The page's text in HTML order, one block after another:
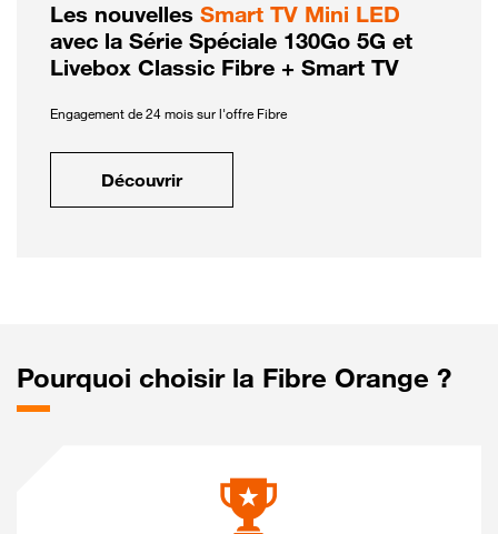
Les nouvelles Smart TV Mini LED
avec la Série Spéciale 130Go 5G et
Livebox Classic Fibre + Smart TV
Engagement de 24 mois sur l'offre Fibre
Découvrir
Pourquoi choisir la Fibre Orange ?